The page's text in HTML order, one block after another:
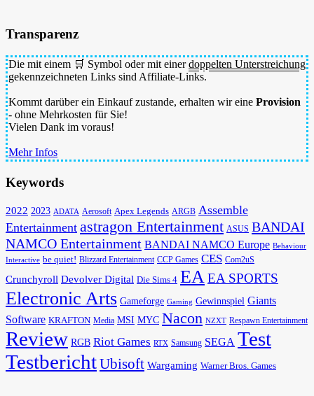
Transparenz
Die mit einem 🛒 Symbol oder mit einerdoppelten Unterstreichung
gekennzeichneten Links sind Affiliate-Links.
Kommt darüber ein Einkauf zustande, erhalten wir eine Provision
- ohne Mehrkosten für Sie!
Vielen Dank im voraus!
Mehr Infos
Keywords
2022 2023 ADATA Aerosoft Apex Legends ARGB Assemble
Entertainment astragon Entertainment ASUS BANDAI
NAMCO Entertainment BANDAI NAMCO Europe Behaviour
Interactive be quiet! Blizzard Entertainment CCP Games CES Com2uS
Crunchyroll Devolver Digital Die Sims 4 EAEA SPORTS
Electronic Arts Gameforge Gaming Gewinnspiel Giants
Software KRAFTON Media MSI MYC Nacon NZXT Respawn Entertainment
Review RGB Riot Games RTX Samsung SEGA Test
TestberichtUbisoft Wargaming Warner Bros. Games